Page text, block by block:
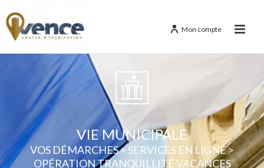
Mon compte
VIE MUNICIPALE
VOS DÉMARCHES>SERVICES EN LIGNE>
OPÉRATION TRANQUILLITÉ VACANCES